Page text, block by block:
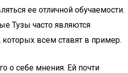
ее отличной обучаемости.
Тузы часто являются
всем ставят в пример.
о себе мнения. Ей почти